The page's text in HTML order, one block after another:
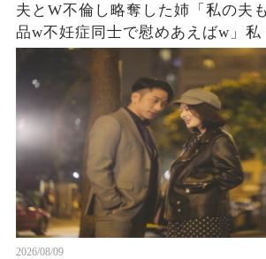
夫とW不倫し略奪した姉「私の夫
品w不妊症同士で慰めあえばw」私
らないの？」直後、姉と夫が顔面
2026/08/09